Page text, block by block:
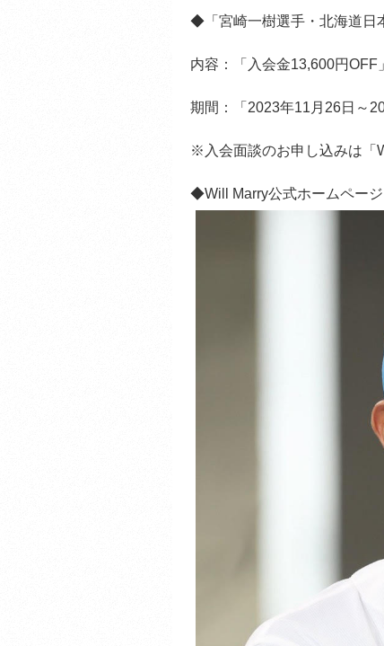
◆「宮崎一樹選手・北海道日
内容：「入会金13,600円OFF
期間：「2023年11月26日～
※入会面談のお申し込みは「
◆Will Marry公式ホームペー